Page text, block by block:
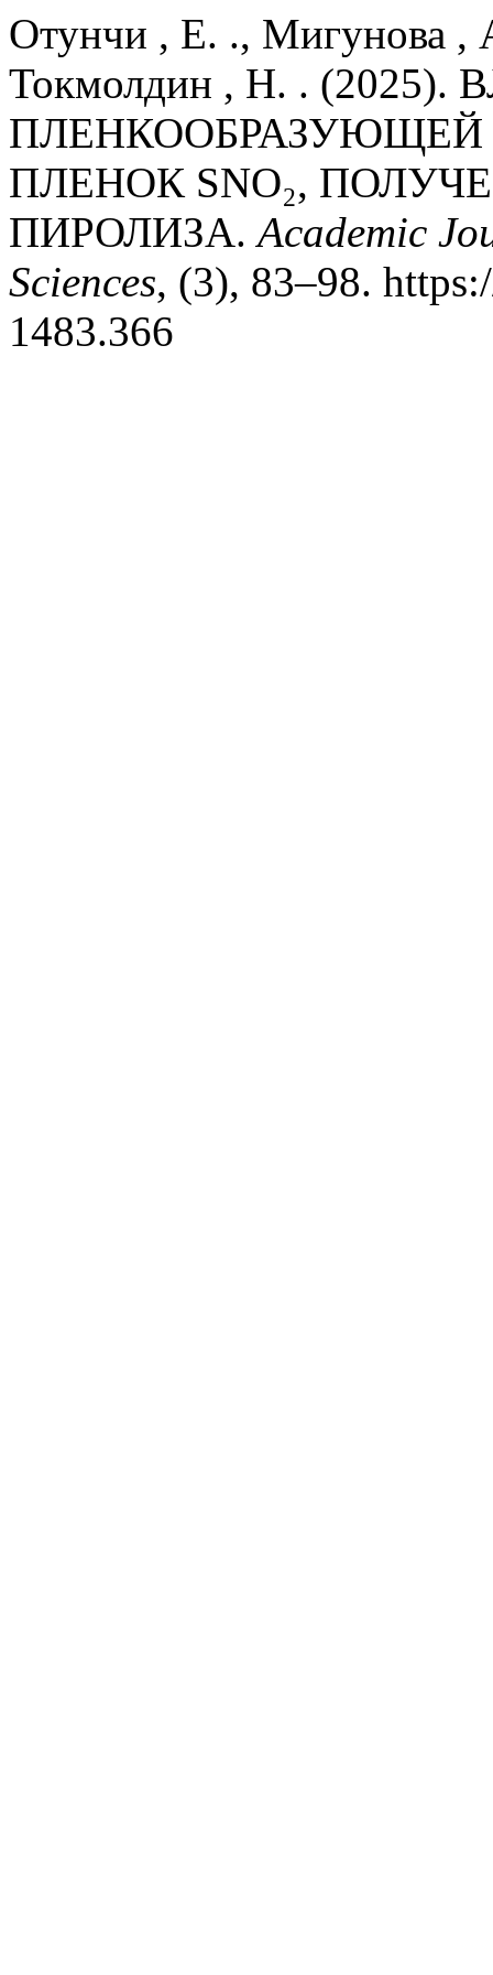
Отунчи , Е. ., Мигунова ,
Токмолдин , Н. .
ПЛЕНОК SNO₂,
ПИРОЛИЗА.Academic
Sciences, (3), 83–98.
1483.366